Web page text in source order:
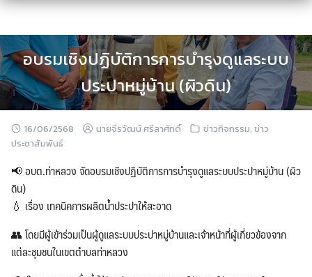
Skip
content
อบรมเชิงปฏิบัติการการบำรุงดูแลระบบ
ประปาหมู่บ้าน (ผิวดิน)
16/06/2568 นายจีรวัฒน์ ศรีลาศักดิ์ ข่าวกิจกรรม, ข่าว
ประชาสัมพันธ์
📢 อบต.ท่าหลวง จัดอบรมเชิงปฏิบัติการการบำรุงดูแลระบบประปาหมู่บ้าน (ผิว
ดิน)
💧 เรื่อง เทคนิคการผลิตน้ำประปาให้สะอาด
👥 โดยมีผู้เข้าร่วมเป็นผู้ดูแลระบบประปาหมู่บ้านและเจ้าหน้าที่ผู้เกี่ยวข้องจาก
แต่ละชุมชนในเขตตำบลท่าหลวง